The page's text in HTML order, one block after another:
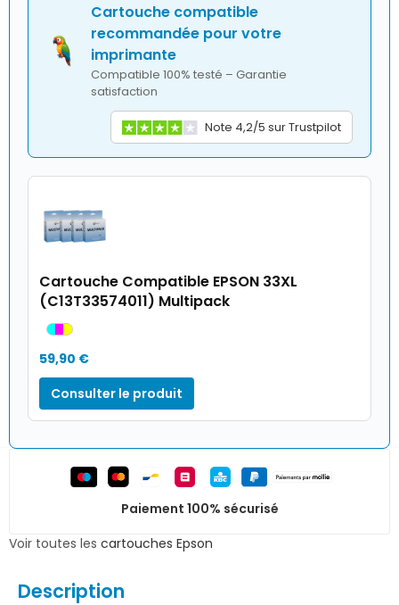
Cartouche compatible
recommandée pour votre
imprimante
Compatible 100% testé – Garantie
satisfaction
Note 4,2/5 sur Trustpilot
Cartouche Compatible EPSON 33XL
(C13T33574011) Multipack
59,90 €
Consulter le produit
Paiement 100% sécurisé
Voir toutes les cartouches Epson
Description